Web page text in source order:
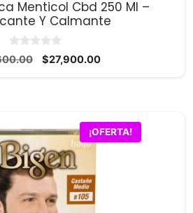
Menticol Cbd 250 Ml –
Y Calmante
0
d
El
$27,900.00El
¡OFERTA!